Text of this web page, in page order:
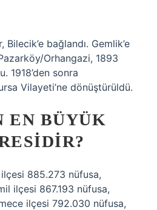
Bilecik’e bağlandı. Gemlik’e
Orhangazi, 1893
1918’den sonra
Vilayeti’ne dönüştürüldü.
EN BÜYÜK
ilçesi 885.273 nüfusa,
ilçesi 867.193 nüfusa,
ilçesi 792.030 nüfusa,